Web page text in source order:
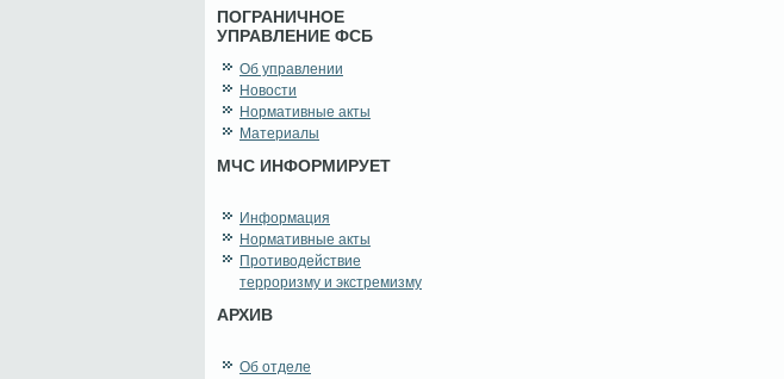
ПОГРАНИЧНОЕ
УПРАВЛЕНИЕ ФСБ
Об управлении
Новости
Нормативные акты
Материалы
МЧС ИНФОРМИРУЕТ
Информация
Нормативные акты
Противодействие
терроризму и экстремизму
АРХИВ
Об отделе